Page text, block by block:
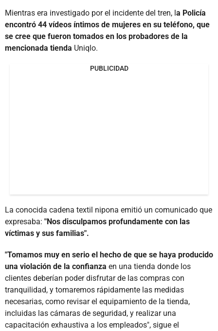
Mientras era investigado por el incidente del tren, la Policía
encontró 44 vídeos íntimos de mujeres en su teléfono, que
se cree que fueron tomados en los probadores de la
mencionada tienda Uniqlo.
PUBLICIDAD
La conocida cadena textil nipona emitió un comunicado que
expresaba: "Nos disculpamos profundamente con las
víctimas y sus familias".
"Tomamos muy en serio el hecho de que se haya producido
una violación de la confianza en una tienda donde los
clientes deberían poder disfrutar de las compras con
tranquilidad, y tomaremos rápidamente las medidas
necesarias, como revisar el equipamiento de la tienda,
incluidas las cámaras de seguridad, y realizar una
capacitación exhaustiva a los empleados", sigue el